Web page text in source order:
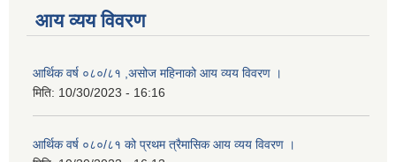
आय व्यय विवरण
आर्थिक वर्ष ०८०/८१ ,असोज महिनाको आय व्यय विवरण ।
मिति: 10/30/2023 - 16:16
आर्थिक वर्ष ०८०/८१ को प्रथम त्रैमासिक आय व्यय विवरण ।